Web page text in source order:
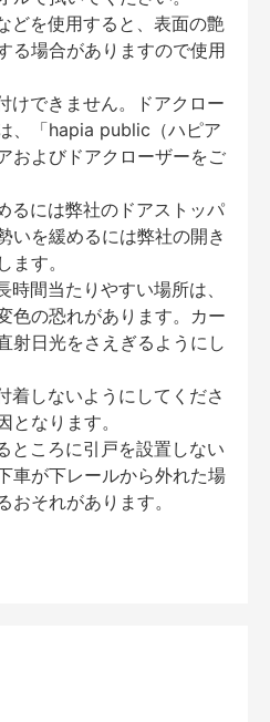
どを使用すると、表面の艶
る場合がありますので使用
けできません。ドアクロー
、「hapia public（ハピア
およびドアクローザーをご
るには弊社のドアストッパ
いを緩めるには弊社の開き
ます。
間当たりやすい場所は、
色の恐れがあります。カー
射日光をさえぎるようにし
しないようにしてくださ
となります。
ところに引戸を設置しない
車が下レールから外れた場
おそれがあります。